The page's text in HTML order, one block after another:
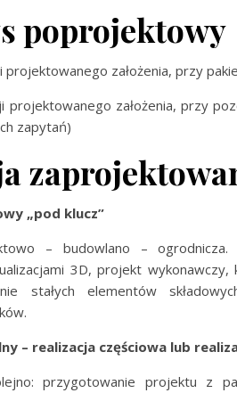
poprojektowy
założenia, przy
projektowanego założenia, przy
zapytań)
„pod klucz”
– budowlano –
3D, projekt
stałych elementów
– realizacja częściowa lub
przygotowanie projektu z